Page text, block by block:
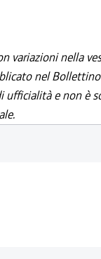
variazioni nella
nel
ufficialità e non è